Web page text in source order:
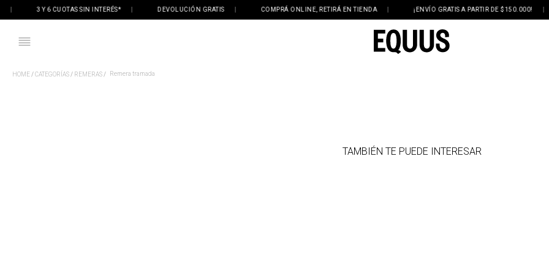
3 Y 6 CUOTAS SIN INTERÉS* | DEVOLUCIÓN GRATIS | COMPRÁ ONLINE, RETIRÁ EN TIENDA | ¡ENVÍO GRATIS A PARTIR DE $150.000! |
CATEGORÍAS REMERAS Remera tramada
TAMBIÉN TE PUEDE INTERESAR